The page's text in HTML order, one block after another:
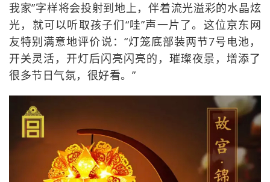
我家”字样将会投射到地上，伴着流光溢彩的水晶炫
光，就可以听取孩子们“哇”声一片了。这位京东网
友特别满意地评价说：“灯笼底部装两节7号电池，
开关灵活，开灯后闪亮闪亮的，璀璨夜景，增添了
很多节日气氛，很好看。”